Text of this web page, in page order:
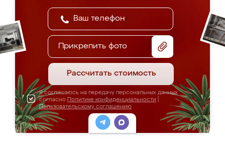
Прикрепить фото
Рассчитать стоимость
Я соглашаюсь на передачу персональных данных
согласно Политике конфиденциальности
Пользовательскому соглашению